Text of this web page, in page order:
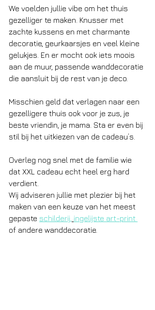
We voelden jullie vibe om het thuis
gezelliger te maken. Knusser met
zachte kussens en met charmante
decoratie, geurkaarsjes en veel kleine
gelukjes. En er mocht ook iets moois
aan de muur, passende wanddecoratie
die aansluit bij de rest van je deco.
Misschien geld dat verlagen naar een
gezelligere thuis ook voor je zus, je
beste vriendin, je mama. Sta er even bij
stil bij het uitkiezen van de cadeau’s.
Overleg nog snel met de familie wie
dat XXL cadeau echt heel erg hard
verdient.
Wij adviseren jullie met plezier bij het
maken van een keuze van het meest
gepaste schilderij, ingelijste art-print
of andere wanddecoratie.